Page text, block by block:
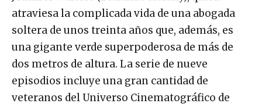
atraviesa la complicada vida de una abogada
soltera de unos treinta años que, además, es
una gigante verde superpoderosa de más de
dos metros de altura. La serie de nueve
episodios incluye una gran cantidad de
veteranos del Universo Cinematográfico de